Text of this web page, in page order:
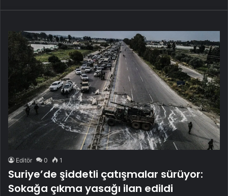
Editör 0 1
Suriye’de şiddetli çatışmalar sürüyor:
Sokağa çıkma yasağı ilan edildi